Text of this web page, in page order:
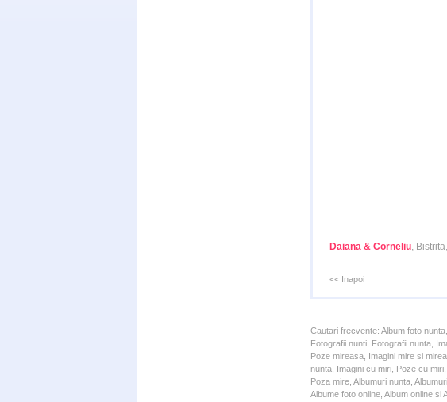
Daiana & Corneliu,
<< Inapoi
Cautari frecvente: Album foto
Fotografii nunti, Fotografii nunta,
Poze mireasa, Imagini mire si
nunta, Imagini cu miri, Poze cu
Poza mire, Albumuri nunta,
Albume foto online, Album online si